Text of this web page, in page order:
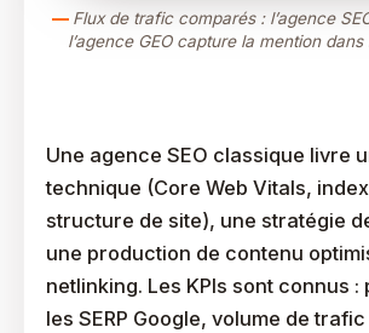
Flux de trafic comparés : l’agence
l’agence GEO capture la mention
Une agence SEO classique livre
technique (Core Web Vitals,
structure de site), une stratégie
une production de contenu
netlinking. Les KPIs sont connus :
les SERP Google, volume de